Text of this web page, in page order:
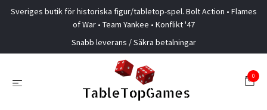
Sveriges butik för historiska figur/tabletop-spel. Bolt Action • Flames
of War • Team Yankee • Konflikt '47
Snabb leverans / Säkra betalningar
0